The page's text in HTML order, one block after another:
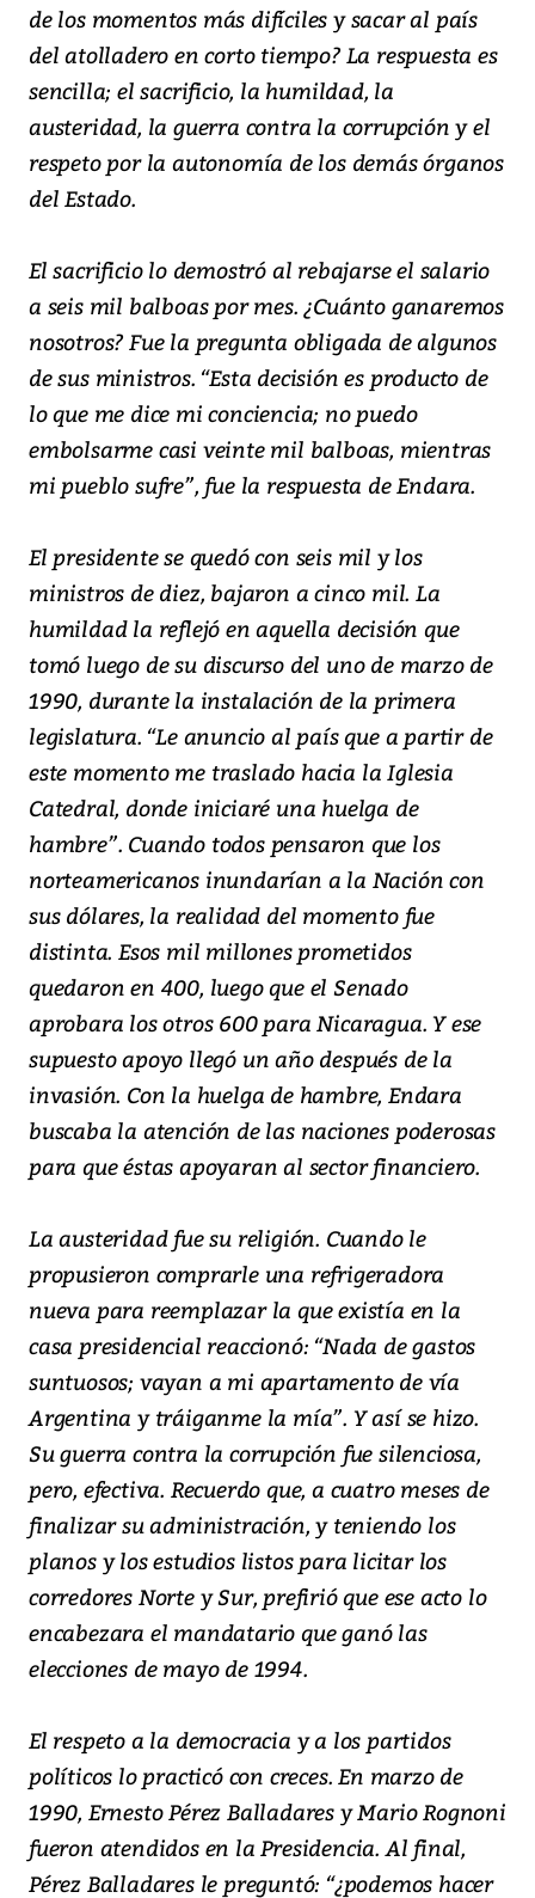
de los momentos más difíciles y sacar al país
del atolladero en corto tiempo? La respuesta es
sencilla; el sacrificio, la humildad, la
austeridad, la guerra contra la corrupción y el
respeto por la autonomía de los demás órganos
del Estado.
El sacrificio lo demostró al rebajarse el salario
a seis mil balboas por mes. ¿Cuánto ganaremos
nosotros? Fue la pregunta obligada de algunos
de sus ministros. “Esta decisión es producto de
lo que me dice mi conciencia; no puedo
embolsarme casi veinte mil balboas, mientras
mi pueblo sufre”, fue la respuesta de Endara.
El presidente se quedó con seis mil y los
ministros de diez, bajaron a cinco mil. La
humildad la reflejó en aquella decisión que
tomó luego de su discurso del uno de marzo de
1990, durante la instalación de la primera
legislatura. “Le anuncio al país que a partir de
este momento me traslado hacia la Iglesia
Catedral, donde iniciaré una huelga de
hambre”. Cuando todos pensaron que los
norteamericanos inundarían a la Nación con
sus dólares, la realidad del momento fue
distinta. Esos mil millones prometidos
quedaron en 400, luego que el Senado
aprobara los otros 600 para Nicaragua. Y ese
supuesto apoyo llegó un año después de la
invasión. Con la huelga de hambre, Endara
buscaba la atención de las naciones poderosas
para que éstas apoyaran al sector financiero.
La austeridad fue su religión. Cuando le
propusieron comprarle una refrigeradora
nueva para reemplazar la que existía en la
casa presidencial reaccionó: “Nada de gastos
suntuosos; vayan a mi apartamento de vía
Argentina y tráiganme la mía”. Y así se hizo.
Su guerra contra la corrupción fue silenciosa,
pero, efectiva. Recuerdo que, a cuatro meses de
finalizar su administración, y teniendo los
planos y los estudios listos para licitar los
corredores Norte y Sur, prefirió que ese acto lo
encabezara el mandatario que ganó las
elecciones de mayo de 1994.
El respeto a la democracia y a los partidos
políticos lo practicó con creces. En marzo de
1990, Ernesto Pérez Balladares y Mario Rognoni
fueron atendidos en la Presidencia. Al final,
Pérez Balladares le preguntó: “¿podemos hacer